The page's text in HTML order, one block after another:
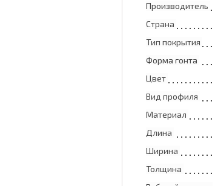
Производитель
Страна
Тип покрытия
Форма гонта
Цвет
Вид профиля
Материал
Длина
Ширина
Толщина